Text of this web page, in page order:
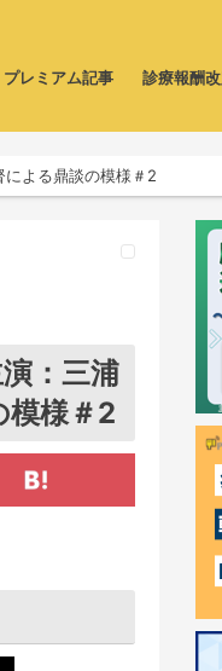
プレミアム記事 診療報酬
による鼎談の模様＃2
：三浦
模様＃2